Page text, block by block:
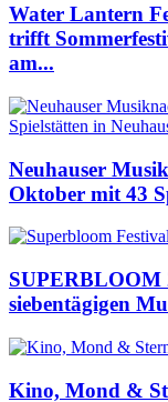
Water Lantern
trifft
am...
Neuhauser
Oktober mit 43
SUPERBLOOM
siebentägigen
Kino, Mond &